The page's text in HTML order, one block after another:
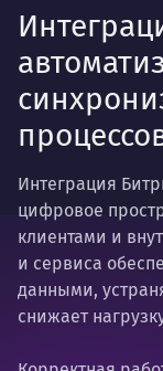
Интеграция
цифровое
клиентами и
и сервиса
данными,
снижает